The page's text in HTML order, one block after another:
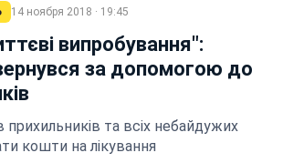
14 ноября 2018 · 19:45
випробування":
за допомогою до
прихильників та всіх небайдужих
кошти на лікування